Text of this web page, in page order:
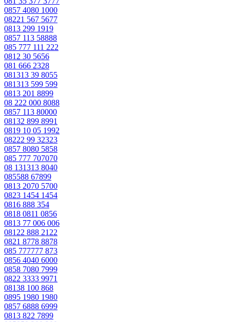
0857 4080 1000
08221 567 5677
0813 299 1919
0857 113 58888
085 777 111 222
0812 30 5656
081 666 2328
081313 39 8055
081313 599 599
0813 201 8899
08 222 000 8088
0857 113 80000
08132 899 8991
0819 10 05 1992
08222 99 32323
0857 8080 5858
085 777 707070
08 131313 8040
085588 67899
0813 2070 5700
0823 1454 1454
0816 888 354
0818 0811 0856
0813 77 006 006
08122 888 2122
0821 8778 8878
085 777777 873
0856 4040 6000
0858 7080 7999
0822 3333 9971
08138 100 868
0895 1980 1980
0857 6888 6999
0813 822 7899